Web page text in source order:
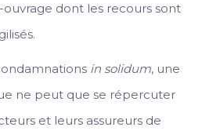
dont les recours sont
in solidum, une
ne peut que se répercuter
et leurs assureurs de